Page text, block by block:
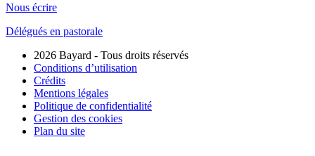
Nous écrire
Délégués en pastorale
2026 Bayard - Tous droits réservés
Conditions d’utilisation
Crédits
Mentions légales
Politique de confidentialité
Gestion des cookies
Plan du site